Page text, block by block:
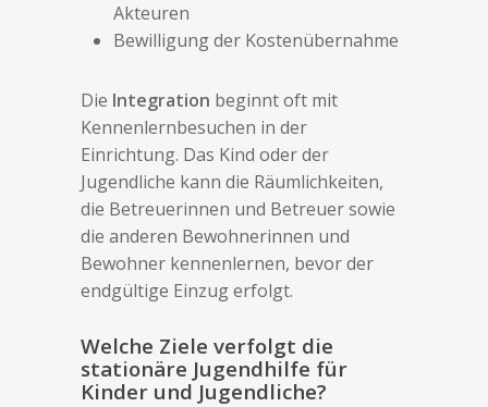
Akteuren
Bewilligung der Kostenübernahme
Die Integration beginnt oft mit
Kennenlernbesuchen in der
Einrichtung. Das Kind oder der
Jugendliche kann die Räumlichkeiten,
die Betreuerinnen und Betreuer sowie
die anderen Bewohnerinnen und
Bewohner kennenlernen, bevor der
endgültige Einzug erfolgt.
Welche Ziele verfolgt die
stationäre Jugendhilfe für
Kinder und Jugendliche?